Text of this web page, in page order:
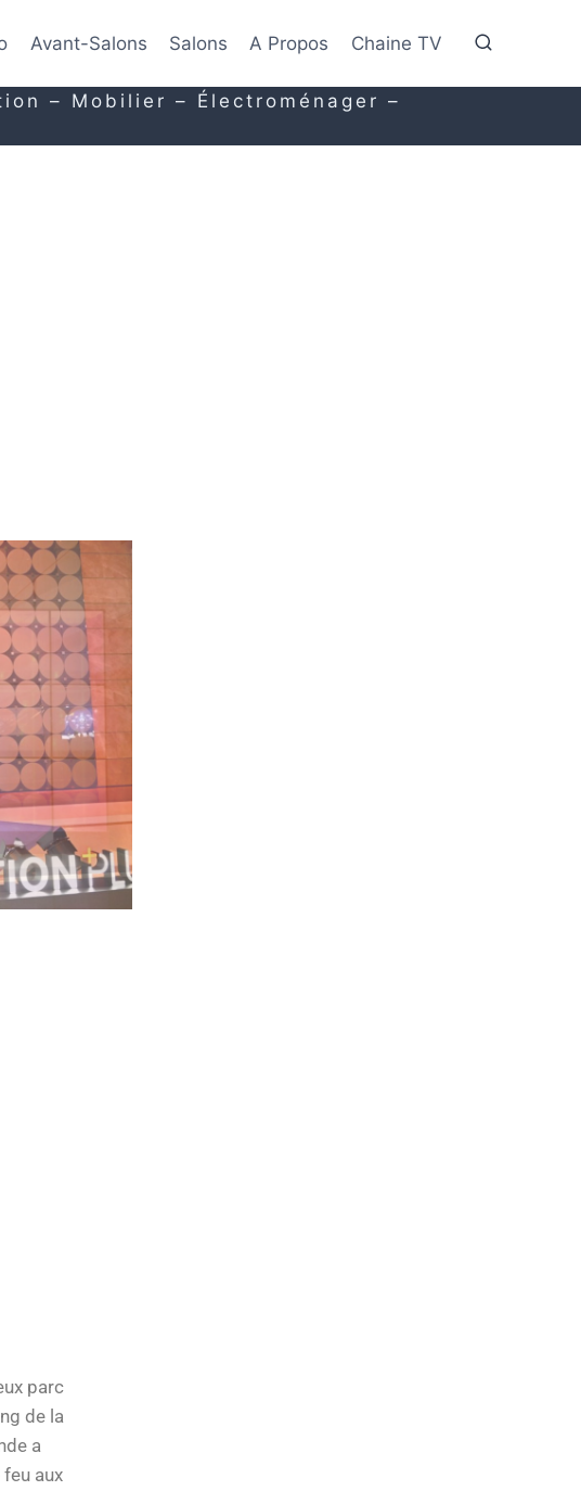
Avant-Salons Salons A Propos Chaine TV
– Mobilier – Électroménager –
parc
de la
a
aux